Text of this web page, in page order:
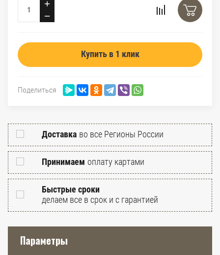
−
+
Купить в 1 клик
Поделиться
Доставка во все Регионы России
Принимаем оплату картами
Быстрые сроки
делаем все в срок и с гарантией
Параметры